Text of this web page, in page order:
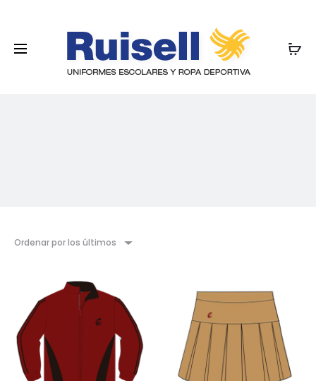
Ordenar por los últimos